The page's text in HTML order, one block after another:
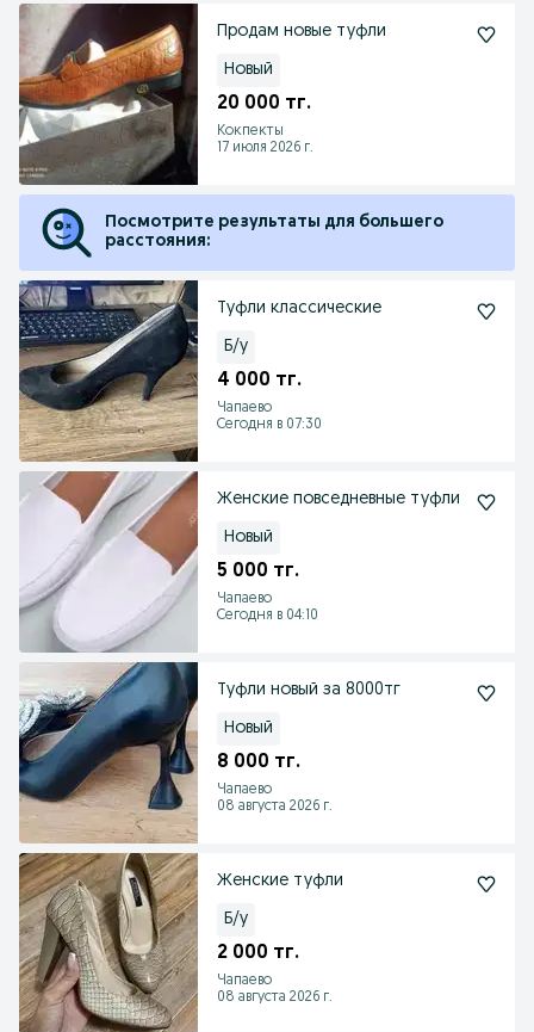
Продам новые туфли
Новый
20 000 тг.
Кокпекты
17 июля 2026 г.
Посмотрите результаты для большего
расстояния:
Туфли классические
Б/у
4 000 тг.
Чапаево
Сегодня в 07:30
Женские повседневные туфли
Новый
5 000 тг.
Чапаево
Сегодня в 04:10
Туфли новый за 8000тг
Новый
8 000 тг.
Чапаево
08 августа 2026 г.
Женские туфли
Б/у
2 000 тг.
Чапаево
08 августа 2026 г.